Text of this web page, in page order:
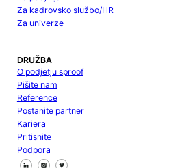
Za kadrovsko službo/HR
Za univerze
DRUŽBA
O podjetju sproof
Pišite nam
Reference
Postanite partner
Kariera
Pritisnite
Podpora
Sledite nam na Facebooku
Sledite nam na X
Sledite nam na LinkedInu